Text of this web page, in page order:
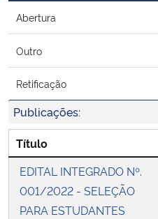
Secretaria-Geral
Secretaria de Governo
Gabinete de Segurança Institucional
Advocacia-Geral da União
Banco Central do Brasil
Planalto
Abertura
Outro
Retificação
Publicações:
Título
EDITAL INTEGRADO Nº.
001/2022 - SELEÇÃO
PARA ESTUDANTES